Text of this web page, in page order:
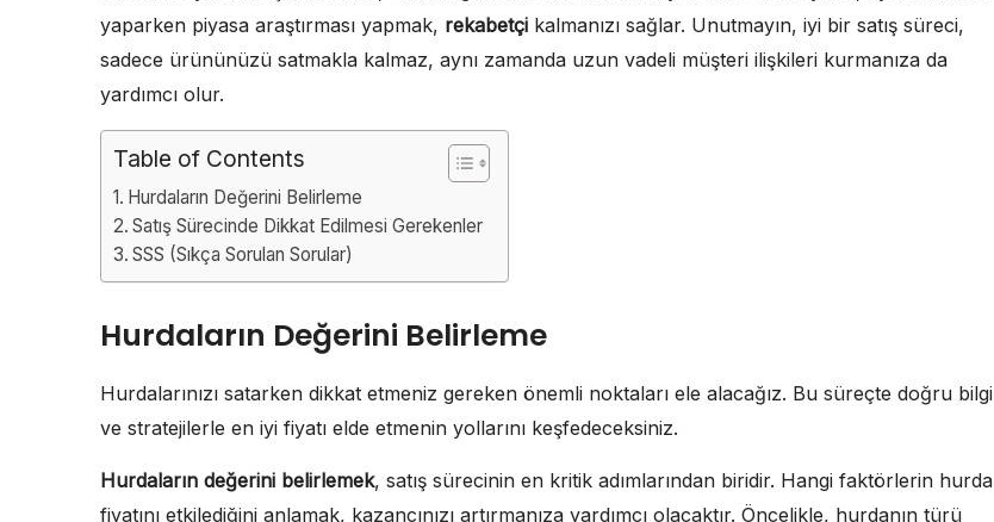
yaparken piyasa araştırması yapmak, rekabetçi kalmanızı sağlar. Unutmayın, iyi bir satış süreci,
sadece ürününüzü satmakla kalmaz, aynı zamanda uzun vadeli müşteri ilişkileri kurmanıza da
yardımcı olur.
Table of Contents
Hurdaların Değerini Belirleme
Satış Sürecinde Dikkat Edilmesi Gerekenler
SSS (Sıkça Sorulan Sorular)
Hurdaların Değerini Belirleme
Hurdalarınızı satarken dikkat etmeniz gereken önemli noktaları ele alacağız. Bu süreçte doğru bilgi
ve stratejilerle en iyi fiyatı elde etmenin yollarını keşfedeceksiniz.
Hurdaların değerini belirlemek, satış sürecinin en kritik adımlarından biridir. Hangi faktörlerin hurda
fiyatını etkilediğini anlamak, kazancınızı artırmanıza yardımcı olacaktır. Öncelikle, hurdanın türü